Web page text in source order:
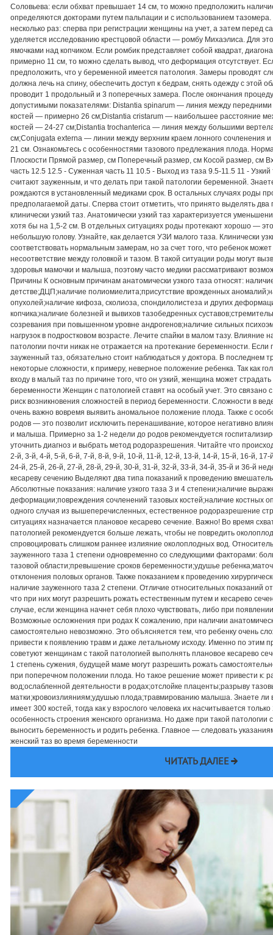
Соловьева: если обхват превышает 14 см, то можно предположить
определяются докторами путем пальпации и с использованием
несколько раз: сперва при регистрации женщины на учет, а затем перед
уделяется исследованию крестцовой области — ромбу Михаэлиса. Для
ямочками над копчиком. Если ромбик представляет собой квадрат,
примерно 11 см, то можно сделать вывод, что деформация отсутствует.
предположить, что у беременной имеется патология. Замеры проводят
должна лечь на спину, обеспечить доступ к бедрам, снять одежду с этой
проводит 1 продольный и 3 поперечных замера. После окончания
допустимыми показателями: Distantia spinarum — линия между
костей — примерно 26 см;Distantia cristarum — наибольшее расстояние
костей — 24-27 см;Distantia trochanterica — линия между большими
см;Conjugata externa — линии между верхним краем лонного сочленения
21 см. Ознакомьтесь с особенностями тазового предлежания плода.
Плоскости Прямой размер, см Поперечный размер, см Косой размер, см
часть 12.5 12.5 - Суженная часть 11 10.5 - Выход из таза 9.5-11.5 11 - Узкий
считают зауженным, и что делать при такой патологии беременной.
рождаются в установленный медиками срок. В остальных случаях роды
предполагаемой даты. Сперва стоит отметить, что принято выделять
клинически узкий таз. Анатомически узкий таз характеризуется
хотя бы на 1,5-2 см. В отдельных ситуациях роды протекают хорошо —
небольшую голову. Узнайте, как делается УЗИ малого таза. Клинически
соответствовать нормальным замерам, но за счет того, что ребенок
несоответствие между головкой и тазом. В такой ситуации роды могут
здоровья мамочки и малыша, поэтому часто медики рассматривают
Причины К основным причинам анатомически узкого таза относят:
детстве;ДЦП;наличие полиомиелита;присутствие врожденных
опухолей;наличие кифоза, сколиоза, спондилолистеза и других
копчика;наличие болезней и вывихов тазобедренных
созревания при повышенном уровне андрогенов;наличие сильных
нагрузок в подростковом возрасте. Лечите спайки в малом тазу. Влияние
патологии почти никак не отражается на протекание беременности. Если
зауженный таз, обязательно стоит наблюдаться у доктора. В последнем
некоторые сложности, к примеру, неверное положение ребенка. Так как
входу в малый таз по причине того, что он узкий, женщина может
беременности Женщин с патологией ставят на особый учет. Это связано
риск возникновения сложностей в период беременности. Сложности в
очень важно вовремя выявить аномальное положение плода. Также с
родов — это позволит исключить перенашивание, которое негативно
и малыша. Примерно за 1-2 недели до родов рекомендуется
уточнить диагноз и выбрать метод родоразрешения. Читайте что
2-й, 3-й, 4-й, 5-й, 6-й, 7-й, 8-й, 9-й, 10-й, 11-й, 12-й, 13-й, 14-й, 15-й, 16-й,
24-й, 25-й, 26-й, 27-й, 28-й, 29-й, 30-й, 31-й, 32-й, 33-й, 34-й, 35-й и 36-й
кесареву сечению Выделяют два типа показаний к проведению
Абсолютные показания: наличие узкого таза 3 и 4 степени;наличие
деформации;повреждения сочленений тазовых костей;наличие костных
одного случая из вышеперечисленных, естественное родоразрешение
ситуациях назначается плановое кесарево сечение. Важно! Во время
патологией рекомендуется больше лежать, чтобы не повредить
спровоцировать слишком раннее излияние околоплодных вод.
зауженного таза 1 степени одновременно со следующими факторами:
тазовой области;превышение сроков беременности;удушье
отклонения половых органов. Также показанием к проведению
наличие зауженного таза 2 степени. Отличие относительных показаний
что при них могут разрешить рожать естественным путем и кесарево
случае, если женщина начнет себя плохо чувствовать, либо при
Возможные осложнения при родах К сожалению, при наличии
самостоятельно невозможно. Это объясняется тем, что ребенку очень
привести к появлению травм и даже летальному исходу. Именно по этим
советуют женщинам с такой патологией выполнять плановое кесарево
1 степень сужения, будущей маме могут разрешить рожать
при поперечном положении плода. Но такое решение может привести к:
вод;ослабленной деятельности в родах;отслойке плаценты;разрыву
матки;кровоизлияниям;удушью плода;травмированию малыша. Знаете
имеет 300 костей, тогда как у взрослого человека их насчитывается
особенность строения женского организма. Но даже при такой
выносить беременность и родить ребенка. Главное — следовать
женский таз во время беременности
ЧИТАТЬ ДАЛЕЕ